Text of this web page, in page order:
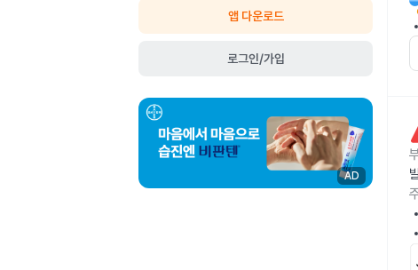
앱 다운로드
로그인/가입
AD